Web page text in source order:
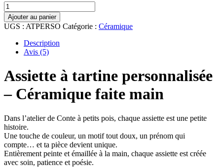
quantité
de
Assiette
à
tartine
personnalisée
Ajouter au panier
UGS : ATPERSO Catégorie : Céramique
Description
Avis (5)
Assiette à tartine personnalisée
– Céramique faite main
Dans l’atelier de Conte à petits pois, chaque assiette est une petite
histoire.
Une touche de couleur, un motif tout doux, un prénom qui
compte… et ta pièce devient unique.
Entièrement peinte et émaillée à la main, chaque assiette est créée
avec soin, patience et poésie.